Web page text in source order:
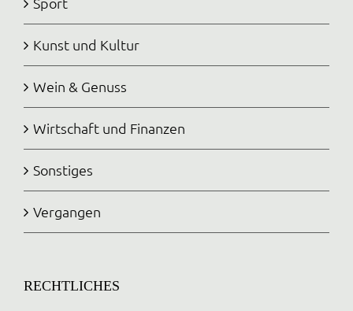
Kunst und Kultur
Wein & Genuss
Wirtschaft und Finanzen
Sonstiges
Vergangen
RECHTLICHES